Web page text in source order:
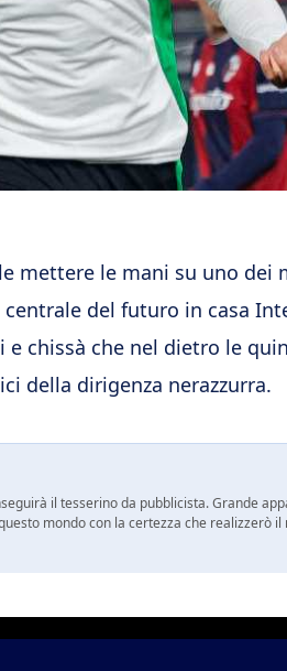
mettere le mani su uno
del futuro in casa
chissà che nel dietro le
della dirigenza nerazzurra.
il tesserino da pubblicista. Grande
mondo con la certezza che realizzerò